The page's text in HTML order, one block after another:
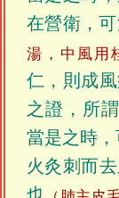
在營衛，
湯，中風用
仁，則成
之證，所
當是之時
火灸刺而去